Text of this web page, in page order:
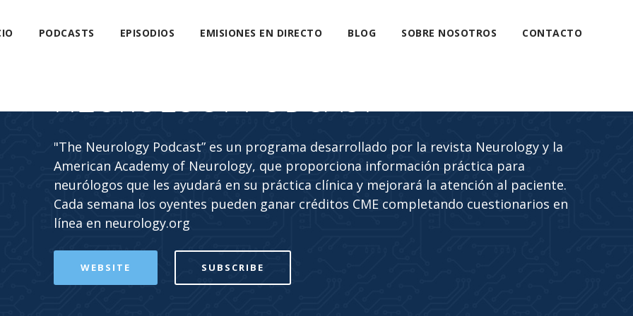
PODCASTS EPISODIOS EMISIONES EN DIRECTO BLOG SOBRE NOSOTROS CONTACTO
NEUROLOGY PODCAST
"The Neurology Podcast” es un programa desarrollado por la revista Neurology y la
American Academy of Neurology, que proporciona información práctica para
neurólogos que les ayudará en su práctica clínica y mejorará la atención al paciente.
Cada semana los oyentes pueden ganar créditos CME completando cuestionarios en
línea en neurology.org
WEBSITE SUBSCRIBE